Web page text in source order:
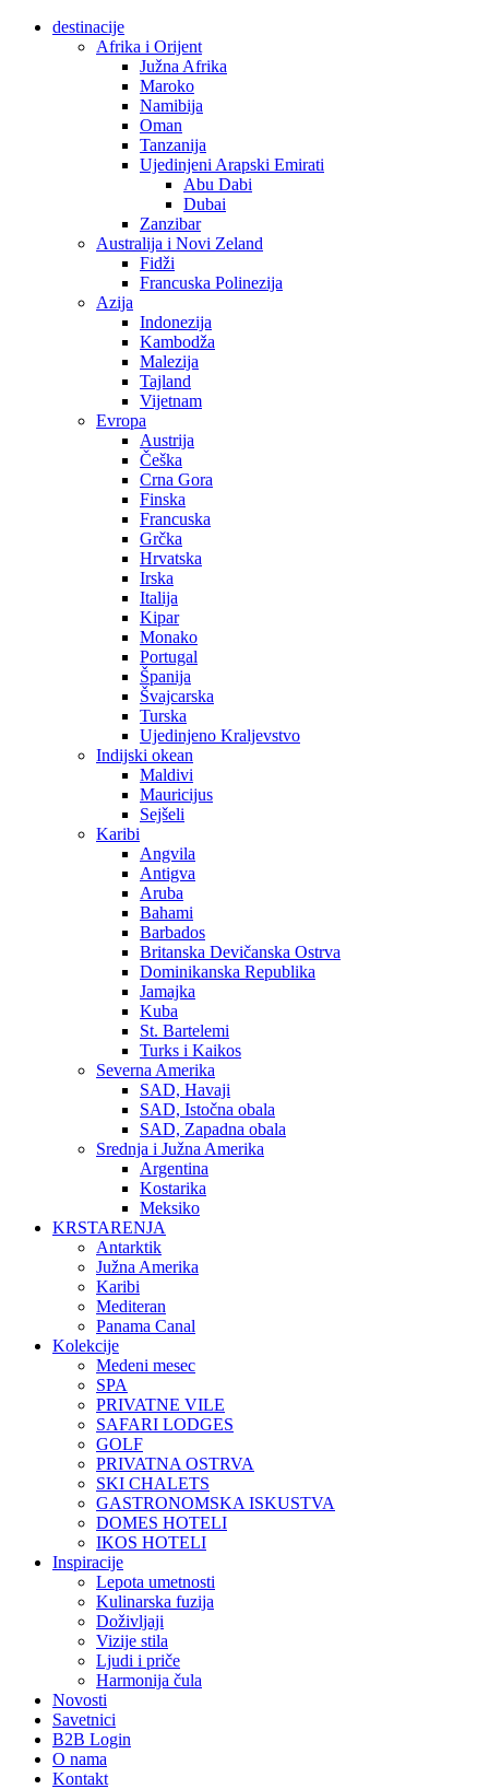
destinacije
Afrika i Orijent
Južna Afrika
Maroko
Namibija
Oman
Tanzanija
Ujedinjeni Arapski Emirati
Abu Dabi
Dubai
Zanzibar
Australija i Novi Zeland
Fidži
Francuska Polinezija
Azija
Indonezija
Kambodža
Malezija
Tajland
Vijetnam
Evropa
Austrija
Češka
Crna Gora
Finska
Francuska
Grčka
Hrvatska
Irska
Italija
Kipar
Monako
Portugal
Španija
Švajcarska
Turska
Ujedinjeno Kraljevstvo
Indijski okean
Maldivi
Mauricijus
Sejšeli
Karibi
Angvila
Antigva
Aruba
Bahami
Barbados
Britanska Devičanska Ostrva
Dominikanska Republika
Jamajka
Kuba
St. Bartelemi
Turks i Kaikos
Severna Amerika
SAD, Havaji
SAD, Istočna obala
SAD, Zapadna obala
Srednja i Južna Amerika
Argentina
Kostarika
Meksiko
KRSTARENJA
Antarktik
Južna Amerika
Karibi
Mediteran
Panama Canal
Kolekcije
Medeni mesec
SPA
PRIVATNE VILE
SAFARI LODGES
GOLF
PRIVATNA OSTRVA
SKI CHALETS
GASTRONOMSKA ISKUSTVA
DOMES HOTELI
IKOS HOTELI
Inspiracije
Lepota umetnosti
Kulinarska fuzija
Doživljaji
Vizije stila
Ljudi i priče
Harmonija čula
Novosti
Savetnici
B2B Login
O nama
Kontakt